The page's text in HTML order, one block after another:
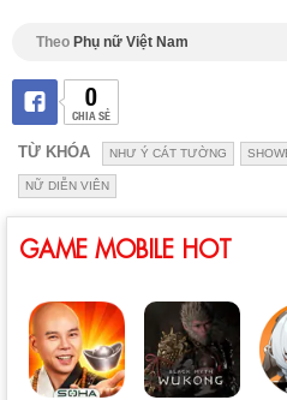
Theo Phụ nữ Việt Nam
0
CHIA SẺ
TỪ KHÓA NHƯ Ý CÁT TƯỜNG
NỮ DIỄN VIÊN
GAME MOBILE HOT